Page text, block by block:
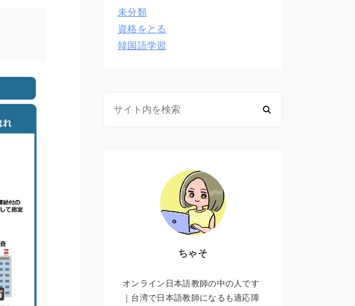
未分類
資格をとる
韓国語学習
ちゃそ
オンライン日本語教師の中の人です
｜台湾で日本語教師になるも適応障